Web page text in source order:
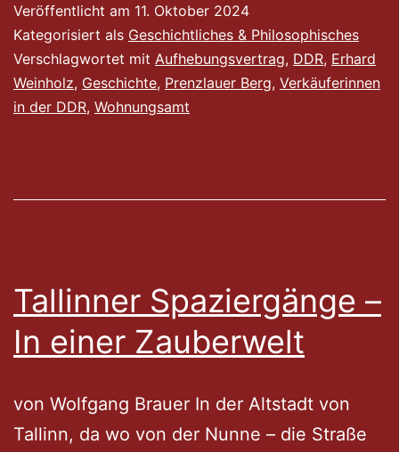
Veröffentlicht am 11. Oktober 2024
Kategorisiert als Geschichtliches & Philosophisches
Verschlagwortet mit Aufhebungsvertrag, DDR, Erhard
Weinholz, Geschichte, Prenzlauer Berg, Verkäuferinnen
in der DDR, Wohnungsamt
Tallinner Spaziergänge –
In einer Zauberwelt
von Wolfgang Brauer In der Altstadt von
Tallinn, da wo von der Nunne – die Straße